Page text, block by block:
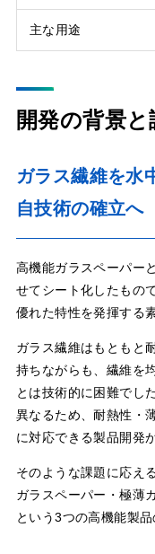
主な用途
開発の背景と
ガラス繊維を水
自技術の確立へ
高機能ガラスペーパー
せてシート化したもの
優れた特性を発揮する
ガラス繊維はもともと
持ちながらも、繊維を
とは技術的に困難でし
異なるため、耐熱性・
に対応できる製品開発
そのような課題に応え
ガラスペーパー・極薄
という3つの高機能製